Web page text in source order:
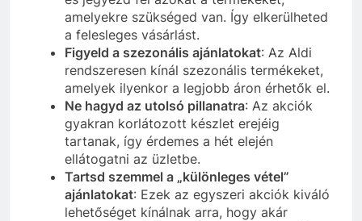
amelyekre szükséged van. Így elkerülheted
a felesleges vásárlást.
Figyeld a szezonális ajánlatokat: Az Aldi
rendszeresen kínál szezonális termékeket,
amelyek ilyenkor a legjobb áron érhetők el.
Ne hagyd az utolsó pillanatra: Az akciók
gyakran korlátozott készlet erejéig
tartanak, így érdemes a hét elején
ellátogatni az üzletbe.
Tartsd szemmel a „különleges vétel”
ajánlatokat: Ezek az egyszeri akciók kiváló
lehetőséget kínálnak arra, hogy akár